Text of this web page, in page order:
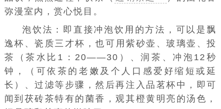
弥漫室内，赏心悦目。
泡饮法：即直接冲泡饮用的方法，可以是 飘
逸杯 、瓷质三才杯，也可用紫砂壶 、玻璃壶、投
茶（茶水比1：20——30）、润茶、冲泡12秒
钟，（可依茶的老嫩及个人口感爱好缩短或延
长）、过滤等步骤，然后再注入品茗杯中，即可
闻到茯砖茶特有的菌香，观其橙黄明亮的汤色，